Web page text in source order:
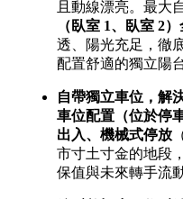
4房
不拘
5-10 年